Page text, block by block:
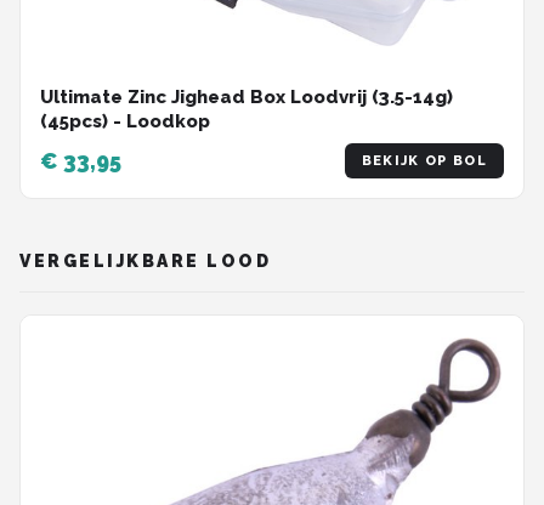
Ultimate Zinc Jighead Box Loodvrij (3.5-14g)
(45pcs) - Loodkop
€ 33,95 BEKIJK OP BOL
VERGELIJKBARE LOOD